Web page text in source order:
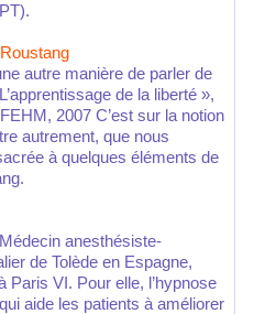
autre manière de parler de
de la liberté »,
2007 C’est sur la notion
autrement, que nous
à quelques éléments de
anesthésiste-
de Tolède en Espagne,
Paris VI. Pour elle, l’hypnose
aide les patients à améliorer